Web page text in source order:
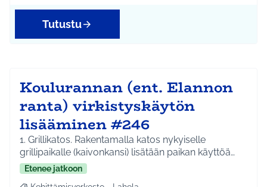
Tutustu
Koulurannan (ent. Elannon
ranta) virkistyskäytön
lisääminen #246
1. Grillikatos. Rakentamalla katos nykyiselle
grillipaikalle (kaivonkansi) lisätään paikan käyttöä…
Etenee jatkoon